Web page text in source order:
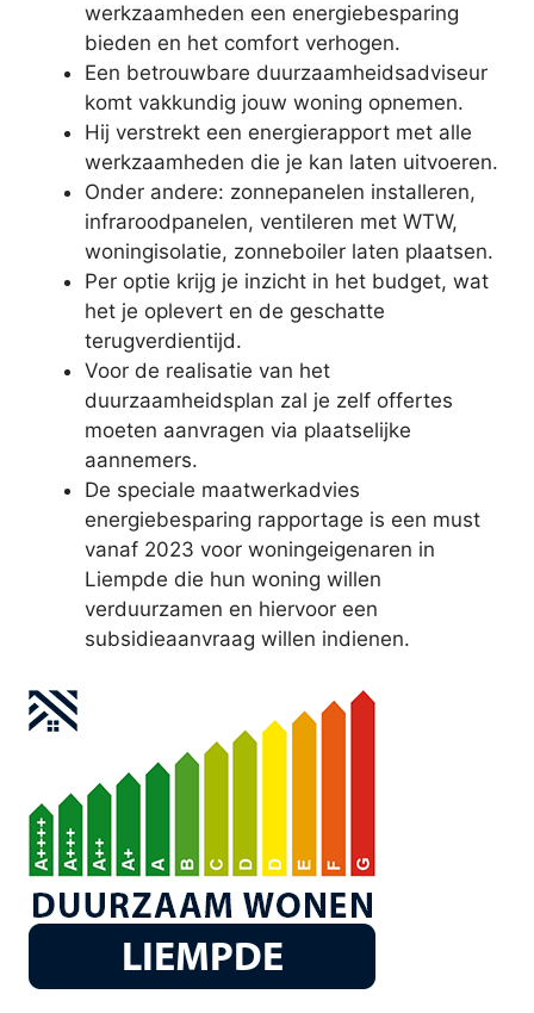
werkzaamheden een energiebesparing
bieden en het comfort verhogen.
Een betrouwbare duurzaamheidsadviseur
komt vakkundig jouw woning opnemen.
Hij verstrekt een energierapport met alle
werkzaamheden die je kan laten uitvoeren.
Onder andere: zonnepanelen installeren,
infraroodpanelen, ventileren met WTW,
woningisolatie, zonneboiler laten plaatsen.
Per optie krijg je inzicht in het budget, wat
het je oplevert en de geschatte
terugverdientijd.
Voor de realisatie van het
duurzaamheidsplan zal je zelf offertes
moeten aanvragen via plaatselijke
aannemers.
De speciale maatwerkadvies
energiebesparing rapportage is een must
vanaf 2023 voor woningeigenaren in
Liempde die hun woning willen
verduurzamen en hiervoor een
subsidieaanvraag willen indienen.